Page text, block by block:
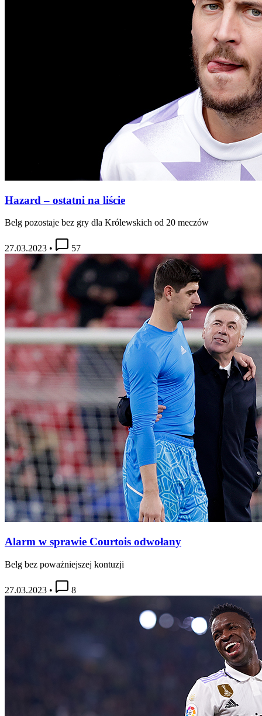
Hazard – ostatni na liście
Belg pozostaje bez gry dla Królewskich od 20 meczów
27.03.2023 • 57
Alarm w sprawie Courtois odwołany
Belg bez poważniejszej kontuzji
27.03.2023 • 8